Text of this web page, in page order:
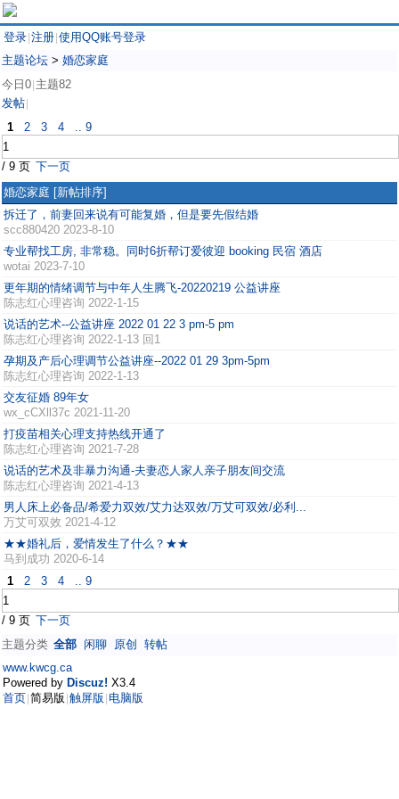
登录 注册 使用QQ账号登录
主题论坛 > 婚恋家庭
今日0 主题82
发帖
1 2 3 4 .. 9
/ 9 页 下一页
婚恋家庭 [新帖排序]
拆迁了，前妻回来说有可能复婚，但是要先假结婚
scc880420 2023-8-10
专业帮找工房, 非常稳。同时6折帮订爱彼迎 booking 民宿 酒店
wotai 2023-7-10
更年期的情绪调节与中年人生腾飞-20220219 公益讲座
陈志红心理咨询 2022-1-15
说话的艺术--公益讲座 2022 01 22 3 pm-5 pm
陈志红心理咨询 2022-1-13 回1
孕期及产后心理调节公益讲座--2022 01 29 3pm-5pm
陈志红心理咨询 2022-1-13
交友征婚 89年女
wx_cCXll37c 2021-11-20
打疫苗相关心理支持热线开通了
陈志红心理咨询 2021-7-28
说话的艺术及非暴力沟通-夫妻恋人家人亲子朋友间交流
陈志红心理咨询 2021-4-13
男人床上必备品/希爱力双效/艾力达双效/万艾可双效/必利...
万艾可双效 2021-4-12
★★婚礼后，爱情发生了什么？★★
马到成功 2020-6-14
1
2 3 4 .. 9
/ 9 页 下一页
主题分类 全部 闲聊 原创
转帖
www.kwcg.ca
Powered by Discuz! X3.4
首页 简易版 触屏版 电脑版